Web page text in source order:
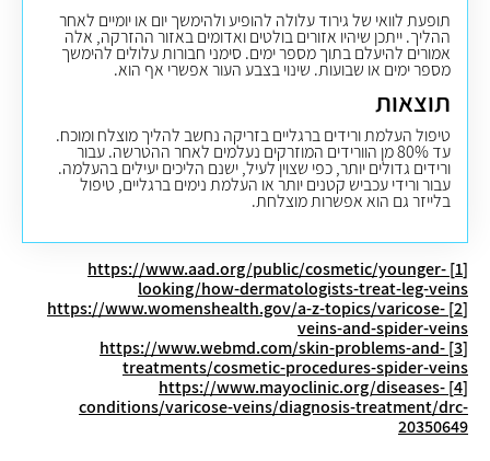
תופעת לוואי של גירוד עלולה להופיע ולהימשך יום או יומיים לאחר
ההליך. ייתכן שיהיו אזורים בולטים ואדומים באזור ההזרקה, אלה
אמורים להיעלם בתוך מספר ימים. סימני חבורות עלולים להימשך
מספר ימים או שבועות. שינוי בצבע העור אפשרי אף הוא.
תוצאות
טיפול העלמת ורידים ברגליים בזריקה נחשב להליך מוצלח ומוכח.
עד 80% מן הוורידים המוזרקים נעלמים לאחר ההטרשה. עבור
ורידים גדולים יותר, כפי שצוין לעיל, ישנם הליכים יעילים בהעלמה.
עבור ורידי עכביש קטנים יותר או העלמת נימים ברגליים, טיפול
בלייזר גם הוא אפשרות מוצלחת.
[1]
https://www.aad.org/public/cosmetic/younger-
looking/how-dermatologists-treat-leg-veins
[2]
https://www.womenshealth.gov/a-z-topics/varicose-
veins-and-spider-veins
[3]
https://www.webmd.com/skin-problems-and-
treatments/cosmetic-procedures-spider-veins
[4]
https://www.mayoclinic.org/diseases-
conditions/varicose-veins/diagnosis-treatment/drc-
20350649